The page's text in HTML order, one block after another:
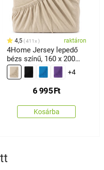
4,5 411x raktáron
4Home Jersey lepedő
bézs színű, 160 x 200
cm
+4
6 995Ft
Kosárba